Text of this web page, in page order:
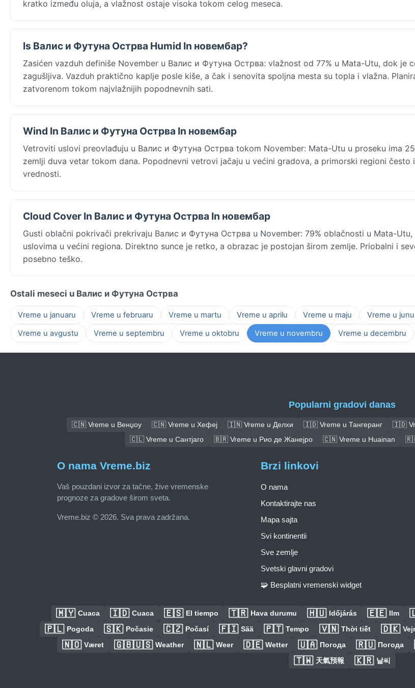
kratko između oluja, a vlažnost ostaje visoka tokom celog meseca.
Is Валис и Футуна Острва Humid In новембар?
Zasićen vazduh definiše November u Валис и Футуна Острва: vlažnost od 77% u Mata-Utu, dok je
zagušljiva. Vazduh praktično kaplje posle kiše, a čak i senovita spoljna mesta su topla i vlažna.
zatvorenom tokom najvlažnijih popodnevnih sati.
Wind In Валис и Футуна Острва In новембар
Vetroviti uslovi preovlađuju u Валис и Футуна Острва tokom November: Mata-Utu u proseku ima
zemlji duva vetar tokom dana. Popodnevni vetrovi jačaju u većini gradova, a primorski regioni često
vrednosti.
Cloud Cover In Валис и Футуна Острва In новембар
Gusti oblačni pokrivači prekrivaju Валис и Футуна Острва u November: 79% oblačnosti u Mata-Utu,
uslovima u većini regiona. Direktno sunce je retko, a obrazac je postojan širom zemlje. Priobalni i
posebno teško.
Ostali meseci u Валис и Футуна Острва
Vreme u januaru Vreme u februaru Vreme u martu Vreme u aprilu Vreme u maju Vreme u junu
Vreme u avgustu
Vreme u septembru Vreme u oktobru Vreme u novembru Vreme u decembru
Popularni gradovi danas
🇨🇳 Vreme u Венџоу 🇨🇳 Vreme u Хефеј 🇮🇳 Vreme u Делхи 🇮🇩 Vreme u Тангеранг 🇮🇩
🇨🇱 Vreme u Сантјаго
🇧🇷 Vreme u Рио де Жанејро 🇨🇳 Vreme u Huainan
O nama Vreme.biz
Vaš pouzdani izvor za tačne, žive vremenske
prognoze za gradove širom sveta.
Vreme.biz © 2026. Sva prava zadržana.
Brzi linkovi
O nama
Kontaktirajte nas
Mapa sajta
Svi kontinentii
Sve zemlje
Svetski glavni gradovi
🧩 Besplatni vremenski widget
🇲🇾 Cuaca 🇮🇩 Cuaca 🇪🇸 El tiempo 🇹🇷 Hava durumu 🇭🇺 Időjárás 🇪🇪 Ilm
🇵🇱 Pogoda 🇸🇰 Počasie 🇨🇿 Počasí 🇫🇮 Sää 🇵🇹 Tempo 🇻🇳 Thời tiết 🇩🇰
🇳🇴 Været 🇬🇧🇺🇸 Weather 🇳🇱 Weer 🇩🇪 Wetter 🇺🇦 Погода 🇷🇺 Погода
🇹🇼 天氣預報 🇰🇷 날씨